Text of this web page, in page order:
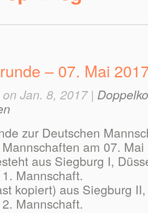
– 07. Mai
on Jan. 8, 2017 |
zur Deutschen
am 07.
aus Siegburg I,
Mannschaft.
kopiert) aus Siegburg
Mannschaft.